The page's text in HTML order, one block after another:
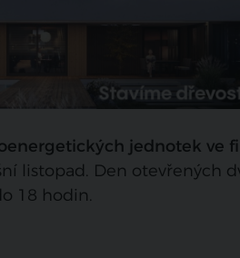
jednotek ve
listopad. Den otevřených
18 hodin.